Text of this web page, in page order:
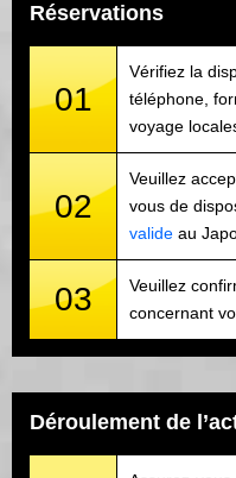
Réservations
01
Vérifiez la
téléphone,
voyage
02
Veuillez
vous de
valide au
03
Veuillez
concernant
Déroulement de